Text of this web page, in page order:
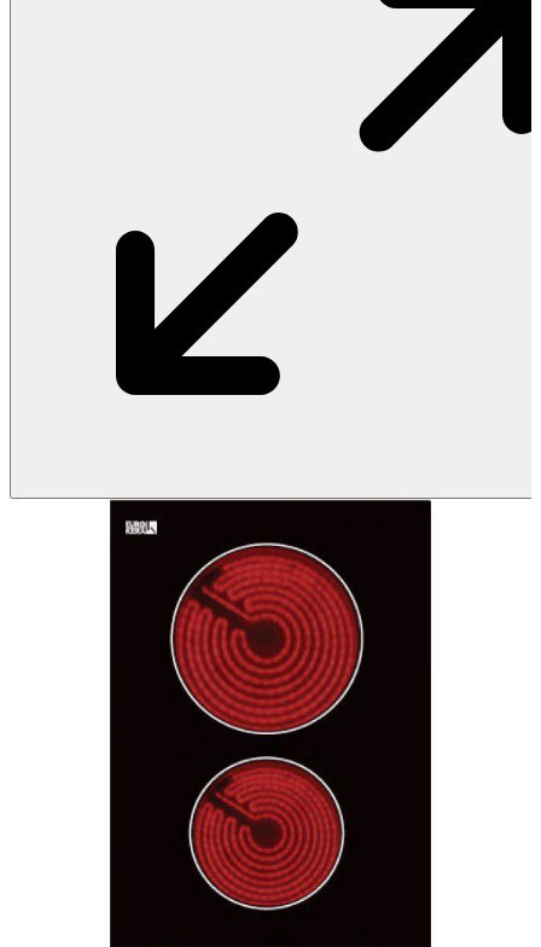
Thiết Bị Nước STIEBEL ELTRON
Thiết Bị Nước TÂN Á ĐẠI THÀNH